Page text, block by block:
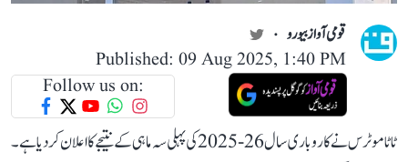
قومی آواز بیورو
Published: 09 Aug 2025, 1:40 PM
Follow us on:
ٹاٹا موٹرس نے کاروباری سال 26-2025 کی پہلی سہ ماہی کے نتیجے کا اعلان کر دیا ہے۔